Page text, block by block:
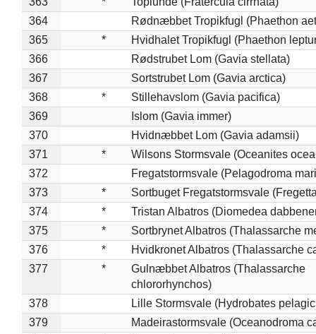
364
Rødnæbbet Tropikfugl (Phaethon
365
*
Hvidhalet Tropikfugl (Phaethon
366
Rødstrubet Lom (Gavia stellata)
367
Sortstrubet Lom (Gavia arctica)
368
*
Stillehavslom (Gavia pacifica)
369
Islom (Gavia immer)
370
Hvidnæbbet Lom (Gavia adamsii)
371
*
Wilsons Stormsvale (Oceanites
372
Fregatstormsvale (Pelagodroma
373
*
Sortbuget Fregatstormsvale
374
*
Tristan Albatros (Diomedea
375
*
Sortbrynet Albatros (Thalassarche
376
*
Hvidkronet Albatros (Thalassarche
377
*
Gulnæbbet Albatros (Thalassarche
chlororhynchos)
378
Lille Stormsvale (Hydrobates
379
Madeirastormsvale (Oceanodroma